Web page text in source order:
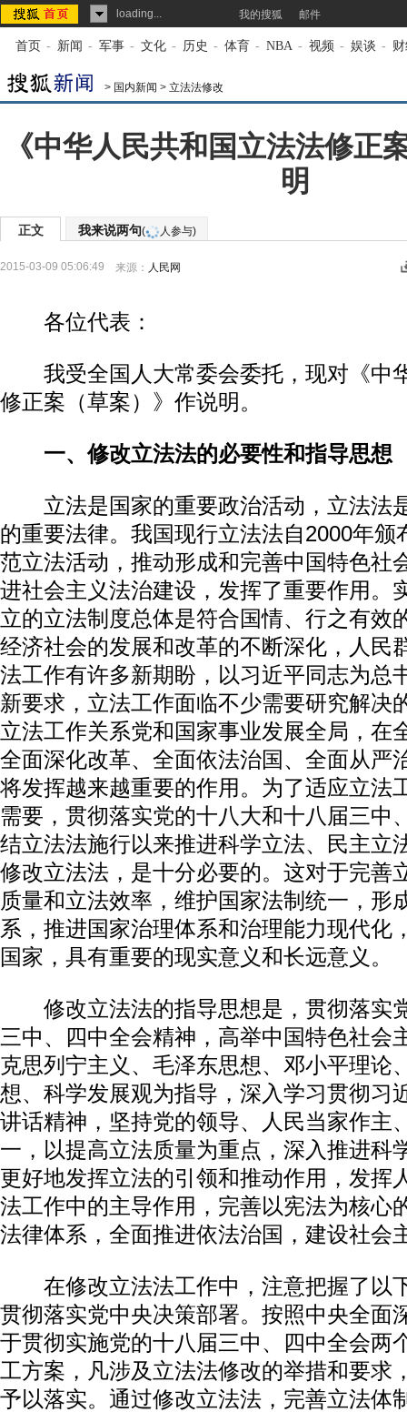
loading... 我的搜狐 邮件
首页 - 新闻 - 军事 - 文化 - 历史 - 体育 - NBA - 视频 - 娱谈 -
> 国内新闻 > 立法法修改
《中华人民共和国立法法修正
明
正文 我来说两句( 人参与)
2015-03-09 05:06:49 来源： 人民网
各位代表：
我受全国人大常委会委托，现对《中
修正案（草案）》作说明。
一、修改立法法的必要性和指导思想
立法是国家的重要政治活动，立法法
的重要法律。我国现行立法法自2000年颁
范立法活动，推动形成和完善中国特色社
进社会主义法治建设，发挥了重要作用。
立的立法制度总体是符合国情、行之有效
经济社会的发展和改革的不断深化，人民
法工作有许多新期盼，以习近平同志为总
新要求，立法工作面临不少需要研究解决
立法工作关系党和国家事业发展全局，在
全面深化改革、全面依法治国、全面从严
将发挥越来越重要的作用。为了适应立法
需要，贯彻落实党的十八大和十八届三中
结立法法施行以来推进科学立法、民主立
修改立法法，是十分必要的。这对于完善
质量和立法效率，维护国家法制统一，形
系，推进国家治理体系和治理能力现代化
国家，具有重要的现实意义和长远意义。
修改立法法的指导思想是，贯彻落实
三中、四中全会精神，高举中国特色社会
克思列宁主义、毛泽东思想、邓小平理论
想、科学发展观为指导，深入学习贯彻习
讲话精神，坚持党的领导、人民当家作主
一，以提高立法质量为重点，深入推进科
更好地发挥立法的引领和推动作用，发挥
法工作中的主导作用，完善以宪法为核心
法律体系，全面推进依法治国，建设社会
在修改立法法工作中，注意把握了以
贯彻落实党中央决策部署。按照中央全面
于贯彻实施党的十八届三中、四中全会两
工方案，凡涉及立法法修改的举措和要求
予以落实。通过修改立法法，完善立法体